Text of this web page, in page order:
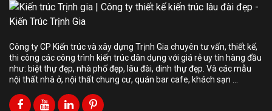
Công ty CP Kiến trúc và xây dựng Trịnh Gia chuyên tư vấn, thiết kế,
thi công các công trình kiến trúc dân dụng với giá rẻ uy tín hàng đầu
như: biệt thự đẹp, nhà phố đẹp, lâu đài, dinh thự đẹp. Và các mẫu
nội thất nhà ở, nội thất chung cư, quán bar cafe, khách sạn …